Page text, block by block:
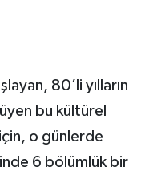
80’li yılların
bu kültürel
için, o günlerde
6 bölümlük bir